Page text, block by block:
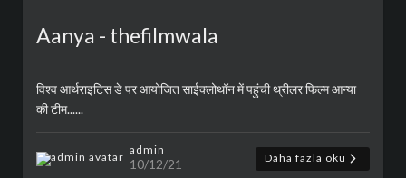
Aanya - thefilmwala
विश्व आर्थराइटिस डे पर आयोजित साईक्लोथॉन में पहुंची थ्रीलर फिल्म आन्या
की टीम......
admin
10/12/21 Daha fazla oku